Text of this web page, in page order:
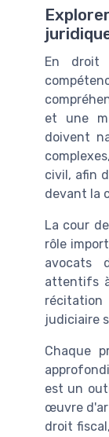
En droit
et une
doivent
civil, afin
devant la
La cour
rôle
avocats
attentifs
judiciaire
Chaque
est un
œuvre
droit